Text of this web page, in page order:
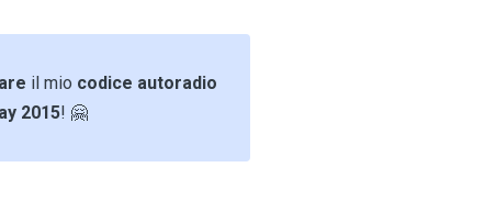
il mio codice autoradio
2015! 🤗